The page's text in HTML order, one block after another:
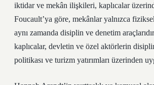
iktidar ve mekân ilişkileri, kaplıcalar
Foucault’ya göre, mekânlar yalnızca
aynı zamanda disiplin ve denetim
kaplıcalar, devletin ve özel aktörlerin
politikası ve turizm yatırımları üzerinden